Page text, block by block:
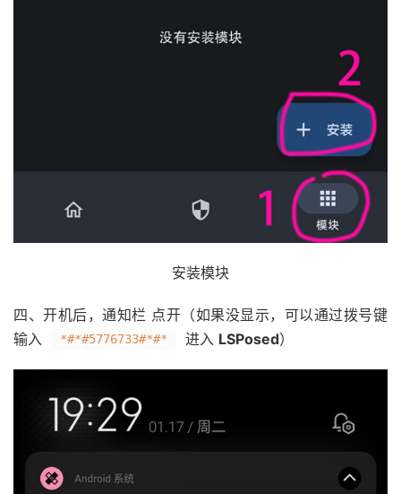
安装模块
四、开机后，通知栏 点开（如果没显示，可以通过拨号键
输入
*#*#5776733#*#* 进入 LSPosed）